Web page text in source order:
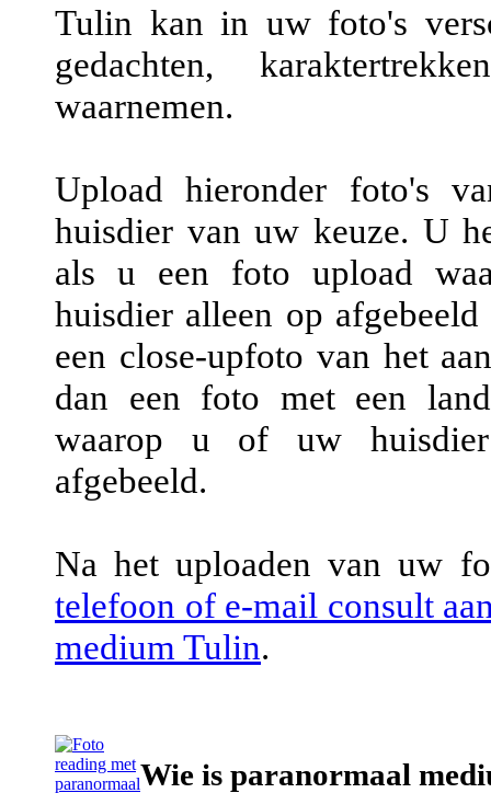
Tulin kan in uw foto's
gedachten,
waarnemen.
Upload hieronder foto's
huisdier van uw keuze. U
als u een foto upload
huisdier alleen op
een close-upfoto van het
dan een foto met een
waarop u of uw
afgebeeld.
Na het uploaden van uw
telefoon of e-mail consult
medium Tulin.
Wie is paranormaal